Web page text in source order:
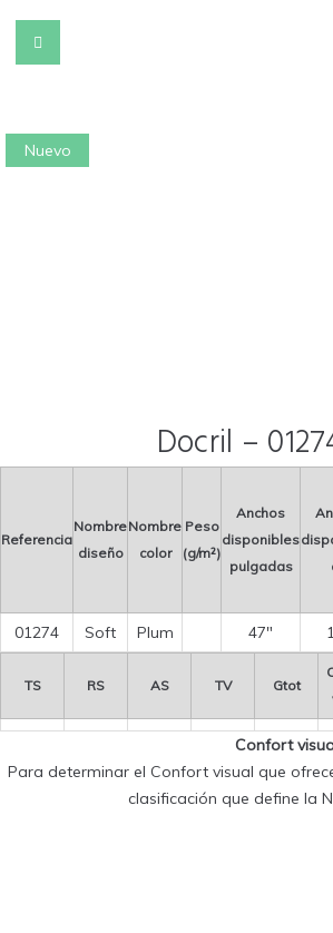
Nuevo
Docril –
Referencia
Nombre
diseño
Nombre
color
Peso
(g/m²)
Anchos
disponibles
pulgadas
01274 Soft Plum 47″
TS RS AS TV Gtot
Confort
Para determinar el Confort visual que
clasificación que define la